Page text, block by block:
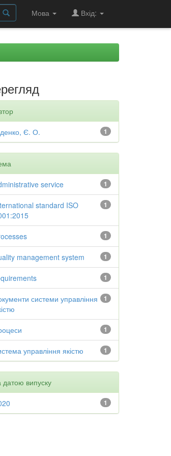
Мова Вхід:
1
Є. О.
1
service
1
standard ISO
1
1
management system
1
1
системи управління
1
1
управління якістю
датою випуску
1